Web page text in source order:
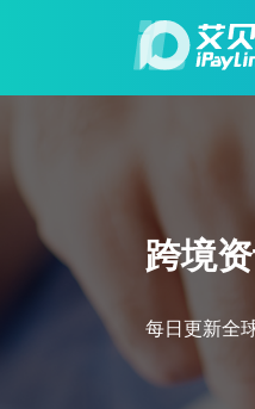
跨境
每日更新全